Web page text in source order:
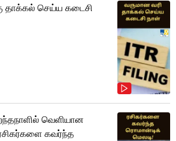
தாக்கல் செய்ய கடைசி
வெளியான
கவர்ந்த